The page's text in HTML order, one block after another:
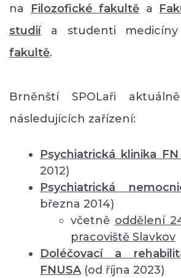
PŮSOBIŠTĚ
na
Filozofické fakultě a
studií
a studenti
fakultě.
Brněnští SPOLaři
následujících zařízení:
Psychiatrická klinika
2012)
Psychiatrická
března 2014)
včetně oddělení
pracoviště Slavkov
Doléčovací a
FNUSA (od října 2023)